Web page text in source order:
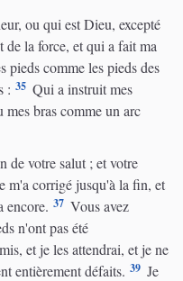
ou qui est Dieu, excepté
la force, et qui a fait ma
pieds comme les pieds des
: 35 Qui a instruit mes
mes bras comme un arc
de votre salut ; et votre
m'a corrigé jusqu'à la fin, et
encore. 37 Vous avez
n'ont pas été
et je les attendrai, et je ne
entièrement défaits. 39 Je